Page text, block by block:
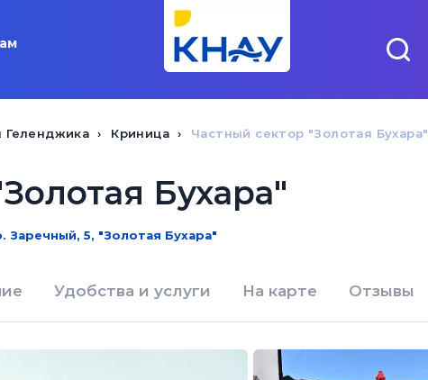
Геленджика Криница Частный сектор "Золотая Бухара"
Бухара"
Заречный, 5, "Золотая Бухара"
Удобства и услуги На карте Отзывы